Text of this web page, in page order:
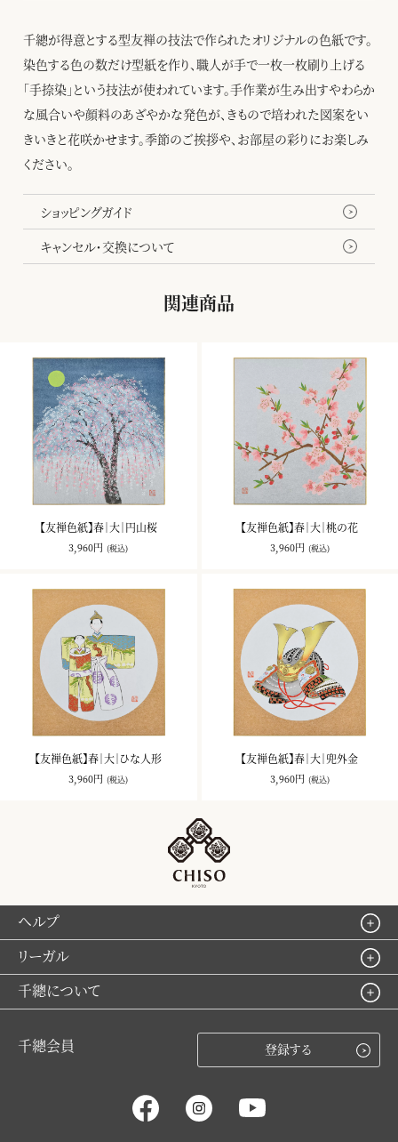
千總が得意とする型友禅の技法で作られたオリジナルの色紙です。
染色する色の数だけ型紙を作り、職人が手で一枚一枚刷り上げる
「手捺染」という技法が使われています。手作業が生み出すやわらか
な風合いや顔料のあざやかな発色が、きもので培われた図案をい
きいきと花咲かせます。季節のご挨拶や、お部屋の彩りにお楽しみ
ください。
ショッピングガイド
キャンセル・交換について
関連商品
【友禅色紙】春｜大｜円山桜
3,960円 (税込)
【友禅色紙】春｜大｜桃の花
3,960円 (税込)
【友禅色紙】春｜大｜ひな人形
3,960円 (税込)
【友禅色紙】春｜大｜兜外金
3,960円 (税込)
ヘルプ
リーガル
千總について
千總会員 登録する